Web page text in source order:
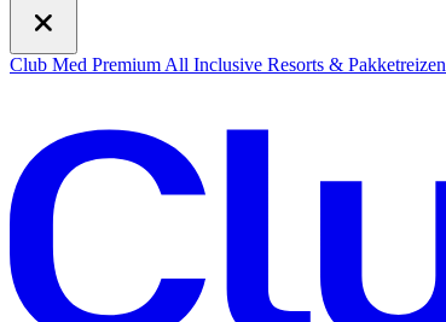
Club Med Premium All Inclusive Resorts & Pakketreizen